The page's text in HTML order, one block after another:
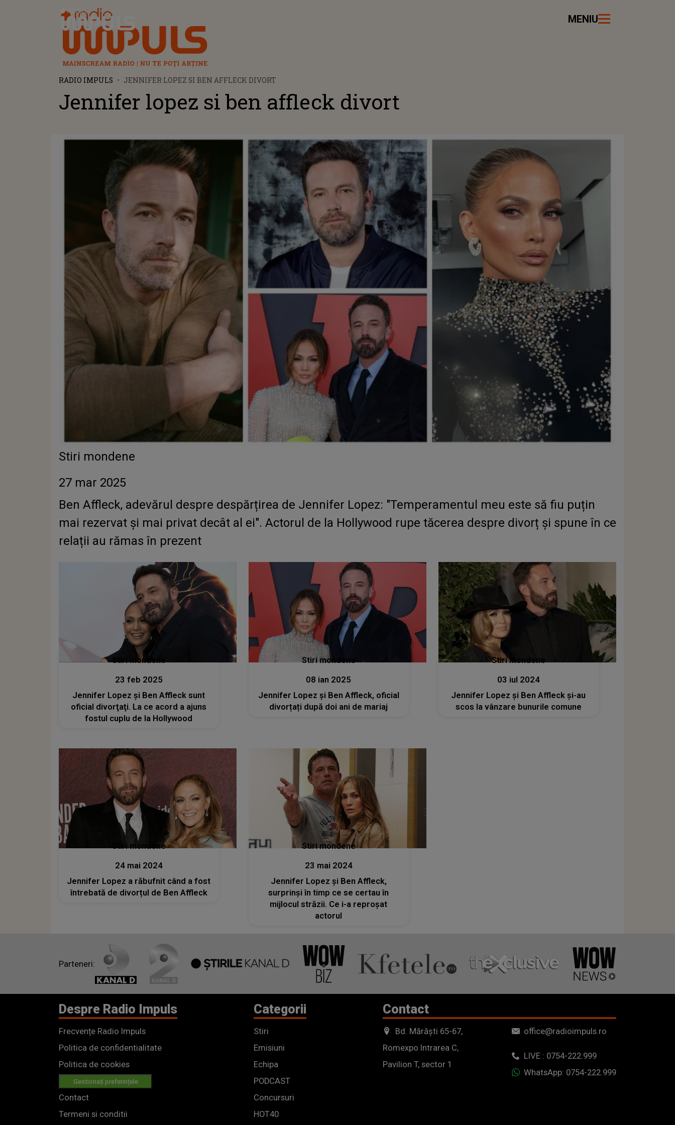
Radio Impuls MENIU
RADIO IMPULS JENNIFER LOPEZ SI BEN AFFLECK DIVORT
Jennifer lopez si ben affleck divort
Stiri mondene
27 mar 2025
Ben Affleck, adevărul despre despărțirea de Jennifer Lopez: "Temperamentul meu este să fiu puțin
mai rezervat și mai privat decât al ei". Actorul de la Hollywood rupe tăcerea despre divorț și spune în ce
relații au rămas în prezent
Stiri mondene
23 feb 2025
Jennifer Lopez şi Ben Affleck sunt
oficial divorţaţi. La ce acord a ajuns
fostul cuplu de la Hollywood
Stiri mondene
08 ian 2025
Jennifer Lopez și Ben Affleck, oficial
divorțați după doi ani de mariaj
Stiri mondene
03 iul 2024
Jennifer Lopez și Ben Affleck și-au
scos la vânzare bunurile comune
Stiri mondene
24 mai 2024
Jennifer Lopez a răbufnit când a fost
întrebată de divorțul de Ben Affleck
Stiri mondene
23 mai 2024
Jennifer Lopez și Ben Affleck,
surprinși în timp ce se certau în
mijlocul străzii. Ce i-a reproșat
actorul
Parteneri:
Despre Radio Impuls
Frecvențe Radio Impuls
Politica de confidentialitate
Politica de cookies
Gestionați preferințele
Contact
Termeni si conditii
Categorii
Stiri
Emisiuni
Echipa
PODCAST
Concursuri
HOT40
Contact
Bd. Mărăști 65-67,
Romexpo Intrarea C,
Pavilion T, sector 1
office@radioimpuls.ro
LIVE : 0754-222.999
WhatsApp: 0754-222.999